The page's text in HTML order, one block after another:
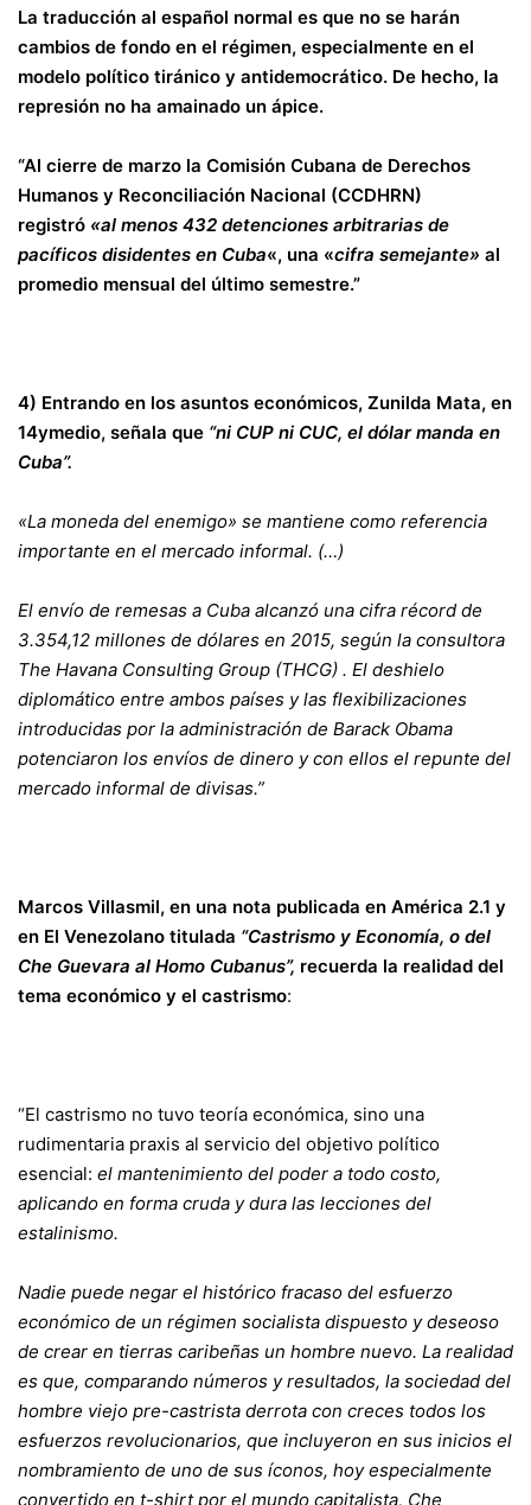
La traducción al español normal es que no se harán
cambios de fondo en el régimen, especialmente en el
modelo político tiránico y antidemocrático. De hecho, la
represión no ha amainado un ápice.
“Al cierre de marzo la Comisión Cubana de Derechos
Humanos y Reconciliación Nacional (CCDHRN)
registró «al menos 432 detenciones arbitrarias de
pacíficos disidentes en Cuba«, una «cifra semejante» al
promedio mensual del último semestre.”
4) Entrando en los asuntos económicos, Zunilda Mata, en
14ymedio, señala que “ni CUP ni CUC, el dólar manda en
Cuba”.
«La moneda del enemigo» se mantiene como referencia
importante en el mercado informal. (…)
El envío de remesas a Cuba alcanzó una cifra récord de
3.354,12 millones de dólares en 2015, según la consultora
The Havana Consulting Group (THCG) . El deshielo
diplomático entre ambos países y las flexibilizaciones
introducidas por la administración de Barack Obama
potenciaron los envíos de dinero y con ellos el repunte del
mercado informal de divisas.”
Marcos Villasmil, en una nota publicada en América 2.1 y
en El Venezolano titulada “Castrismo y Economía, o del
Che Guevara al Homo Cubanus”, recuerda la realidad del
tema económico y el castrismo:
“El castrismo no tuvo teoría económica, sino una
rudimentaria praxis al servicio del objetivo político
esencial: el mantenimiento del poder a todo costo,
aplicando en forma cruda y dura las lecciones del
estalinismo.
Nadie puede negar el histórico fracaso del esfuerzo
económico de un régimen socialista dispuesto y deseoso
de crear en tierras caribeñas un hombre nuevo. La realidad
es que, comparando números y resultados, la sociedad del
hombre viejo pre-castrista derrota con creces todos los
esfuerzos revolucionarios, que incluyeron en sus inicios el
nombramiento de uno de sus íconos, hoy especialmente
convertido en t-shirt por el mundo capitalista, Che